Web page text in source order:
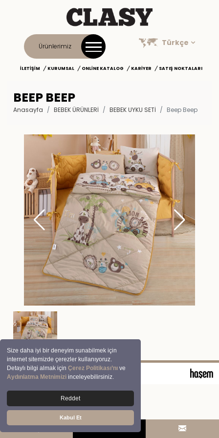
Size daha iyi bir deneyim sunabilmek için
internet sitemizde çerezler kullanıyoruz.
Detaylı bilgi almak içinÇerez Politikası’nı ve
Aydınlatma Metnimizi inceleyebilirsiniz.
Reddet
Kabul Et
Ürünlerimiz Türkçe
İLETIŞIM KURUMSAL ONLINE KATALOG KARIYER SATIŞ NOKTALARI
BEEP BEEP
Anasayfa BEBEK ÜRÜNLERİ BEBEK UYKU SETI Beep Beep
© 2026 Clasy | Aran Tekstil San. ve Tic. A.Ş.